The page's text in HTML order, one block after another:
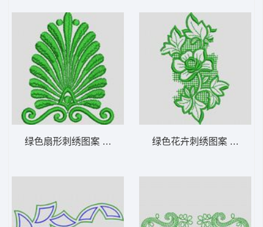
绿色扇形刺绣图案 植物花型 绿色花卉刺绣图案 植物花